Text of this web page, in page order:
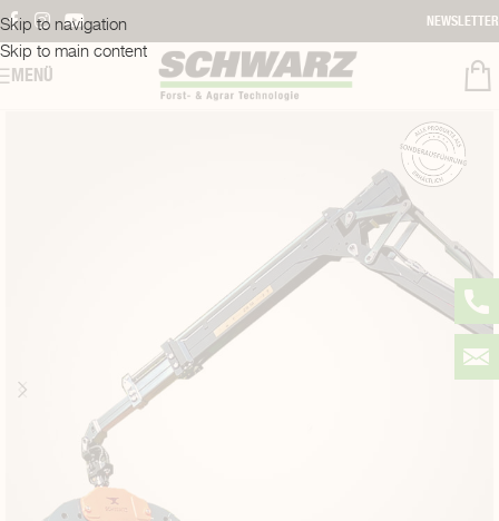
Skip to navigation
Skip to main content
NEWSLETTER
MENÜ